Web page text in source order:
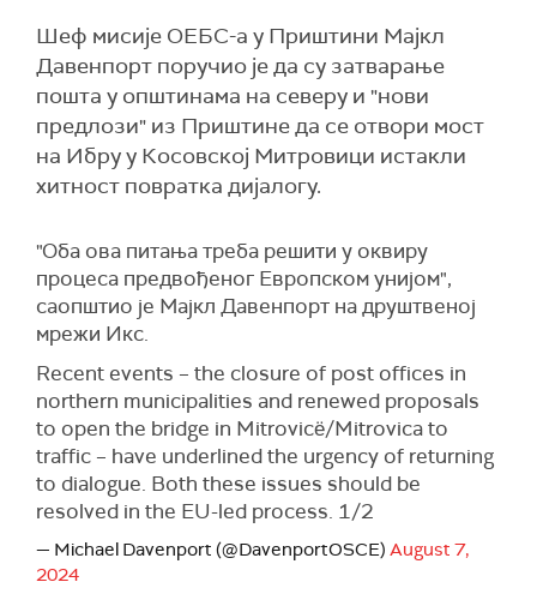
Шеф мисије ОЕБС-а у Приштини Мајкл
Дaвенпорт поручио је да су затварање
пошта у општинама на северу и "нови
предлози" из Приштине да се отвори мост
на Ибру у Косовској Митровици истакли
хитност повратка дијалогу.
"Оба ова питања треба решити у оквиру
процеса предвођеног Европском унијом",
саопштио је Мајкл Давенпорт на друштвеној
мрежи Икс.
Recent events – the closure of post offices in
northern municipalities and renewed proposals
to open the bridge in Mitrovicë/Mitrovica to
traffic – have underlined the urgency of returning
to dialogue. Both these issues should be
resolved in the EU-led process. 1/2
— Michael Davenport (@DavenportOSCE) August 7,
2024